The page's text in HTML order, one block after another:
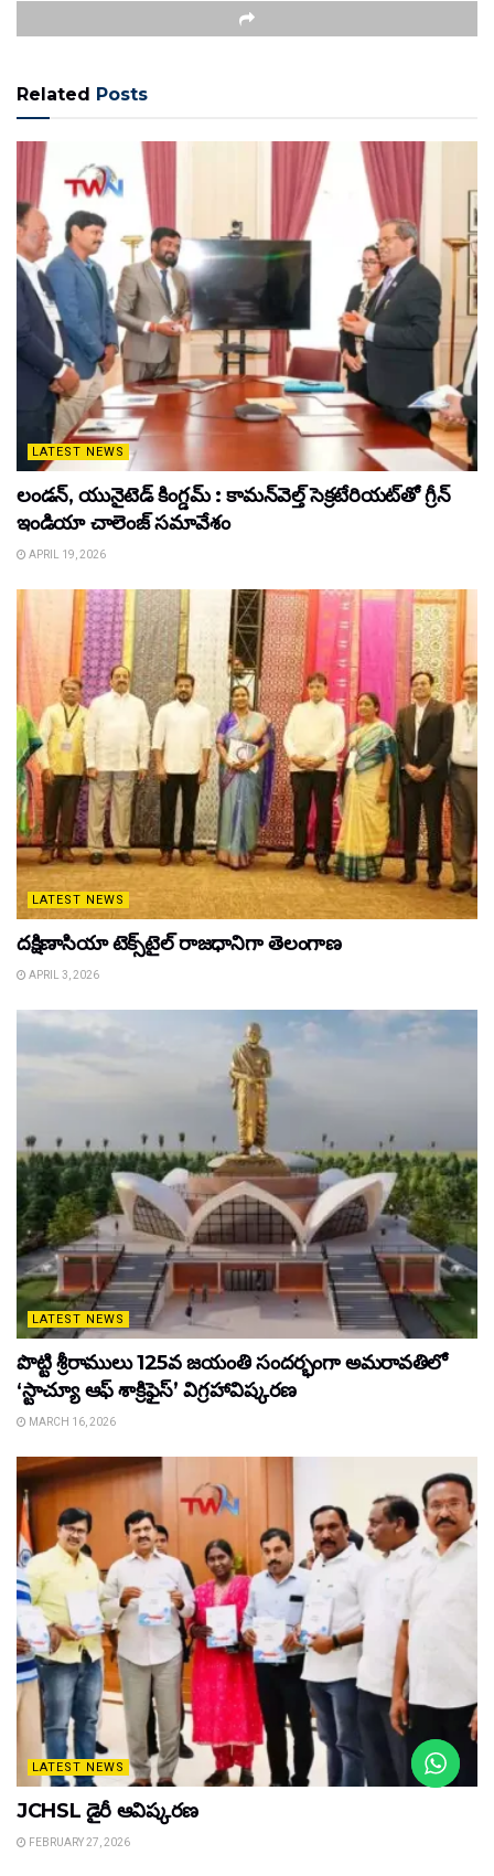
Related Posts
LATEST NEWS
లండన్, యునైటెడ్ కింగ్డమ్ : కామన్‌వెల్త్ సెక్రటేరియట్‌తో గ్రీన్
ఇండియా చాలెంజ్ సమావేశం
APRIL 19, 2026
LATEST NEWS
దక్షిణాసియా టెక్స్‌టైల్ రాజధానిగా తెలంగాణ
APRIL 3, 2026
LATEST NEWS
పొట్టి శ్రీరాములు 125వ జయంతి సందర్భంగా అమరావతిలో
‘స్టాచ్యూ ఆఫ్ శాక్రిఫైస్’ విగ్రహావిష్కరణ
MARCH 16, 2026
LATEST NEWS
JCHSL డైరీ ఆవిష్కరణ
FEBRUARY 27, 2026